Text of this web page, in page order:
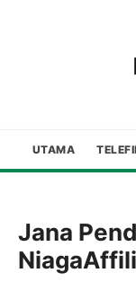
UTAMA
Jana